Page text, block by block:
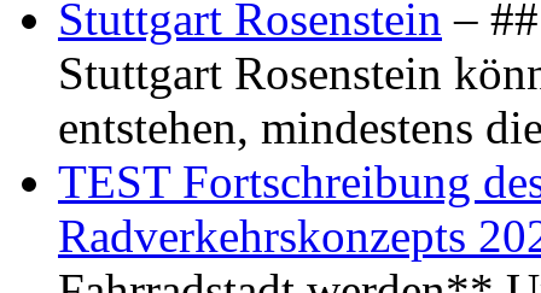
Stuttgart Rosenstein –
Stuttgart Rosenstein
entstehen, mindestens
TEST Fortschreibung
Radverkehrskonzepts